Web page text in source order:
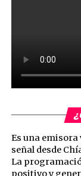
Es una
señal desde
La
positivo y